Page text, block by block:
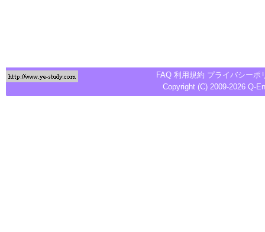
FAQ 利用規約 プライバシーポ
Copyright (C) 2009-2026 Q-